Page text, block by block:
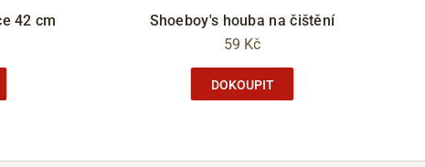
42 cm
Shoeboy's houba na čištění
59 Kč
DOKOUPIT